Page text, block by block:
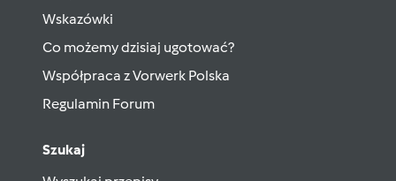
Wskazówki
Co możemy dzisiaj ugotować?
Współpraca z Vorwerk Polska
Regulamin Forum
Szukaj